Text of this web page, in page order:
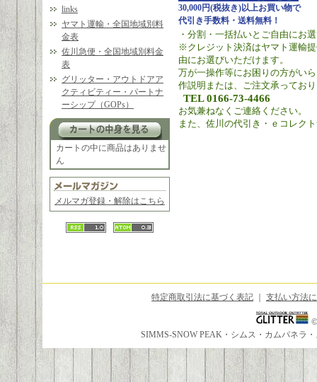
links
ヤマト運輸・全国地域別料
金表
佐川急便・全国地域別料金
表
グリッター・アウトドアア
クティビティー・パートナ
ーシップ（GOPs）
カートの中に商品はありませ
ん
メルマガ登録・解除はこちら
30,000円(税抜き)以上お買い物で
代引き手数料・送料無料！
・分割・一括払いとご自由にお
※クレジット決済はヤマト運輸
由にお選びいただけます。
万が一操作等にお困りの方がい
作説明または、ご注文承ってお
TEL 0166-73-4466
お気兼ねなくご連絡ください。
また、佐川の代引き・ｅコレク
特定商取引法に基づく表記 支払い方法
SIMMS-SNOW PEAK・シムス・カムパネラ